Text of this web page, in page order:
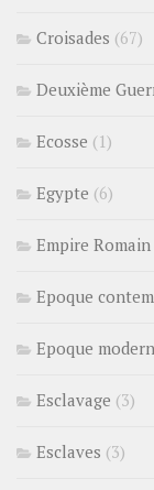
Croisades (67)
Deuxième
Ecosse (1)
Egypte (6)
Empire Romain
Epoque
Epoque
Esclavage (3)
Esclaves (3)